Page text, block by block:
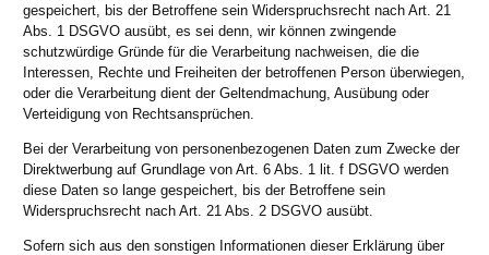
gespeichert, bis der Betroffene sein Widerspruchsrecht nach Art. 21
Abs. 1 DSGVO ausübt, es sei denn, wir können zwingende
schutzwürdige Gründe für die Verarbeitung nachweisen, die die
Interessen, Rechte und Freiheiten der betroffenen Person überwiegen,
oder die Verarbeitung dient der Geltendmachung, Ausübung oder
Verteidigung von Rechtsansprüchen.
Bei der Verarbeitung von personenbezogenen Daten zum Zwecke der
Direktwerbung auf Grundlage von Art. 6 Abs. 1 lit. f DSGVO werden
diese Daten so lange gespeichert, bis der Betroffene sein
Widerspruchsrecht nach Art. 21 Abs. 2 DSGVO ausübt.
Sofern sich aus den sonstigen Informationen dieser Erklärung über